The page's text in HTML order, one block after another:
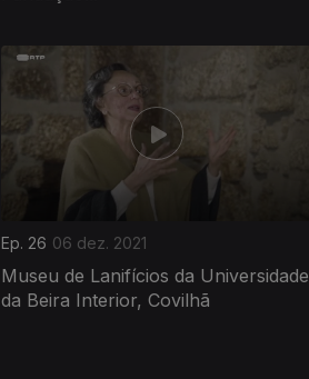
Ep. 26 06 dez. 2021
Museu de Lanifícios da Universidade
da Beira Interior, Covilhã